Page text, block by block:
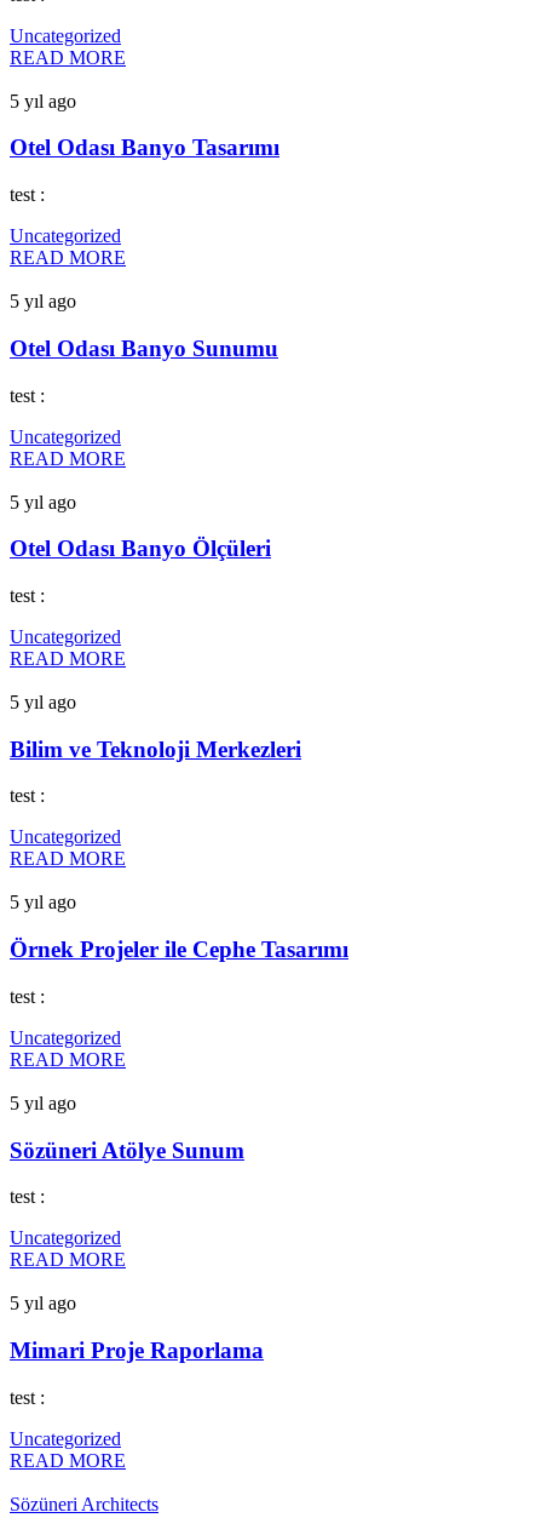
Uncategorized
READ MORE
5 yıl ago
Otel Odası Banyo Tasarımı
test :
Uncategorized
READ MORE
5 yıl ago
Otel Odası Banyo Sunumu
test :
Uncategorized
READ MORE
5 yıl ago
Otel Odası Banyo Ölçüleri
test :
Uncategorized
READ MORE
5 yıl ago
Bilim ve Teknoloji Merkezleri
test :
Uncategorized
READ MORE
5 yıl ago
Örnek Projeler ile Cephe Tasarımı
test :
Uncategorized
READ MORE
5 yıl ago
Sözüneri Atölye Sunum
test :
Uncategorized
READ MORE
5 yıl ago
Mimari Proje Raporlama
test :
Uncategorized
READ MORE
Sözüneri Architects